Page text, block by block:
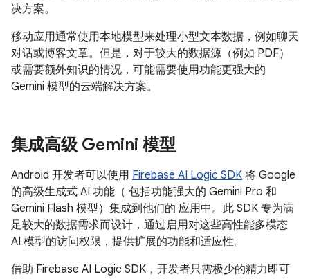
决方案。
移动应用通常使用本地模型来处理小型文本数据，例如聊天
对话或博客文章。但是，对于较大的数据源（例如 PDF）
或需要额外知识的情况，可能需要使用功能更强大的
Gemini 模型的云端解决方案。
集成高级 Gemini 模型
Android 开发者可以使用 Firebase AI Logic SDK 将 Google
的高级生成式 AI 功能（ 包括功能强大的 Gemini Pro 和
Gemini Flash 模型）集成到他们的 应用中。此 SDK 专为满
足较大的数据需求而设计，通过启用对这些高性能多模态
AI 模型的访问权限，提供扩展的功能和适应性。
借助 Firebase AI Logic SDK，开发者只需极少的精力即可